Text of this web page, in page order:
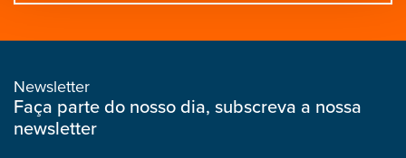
Newsletter
Faça parte do nosso dia, subscreva a nossa
newsletter